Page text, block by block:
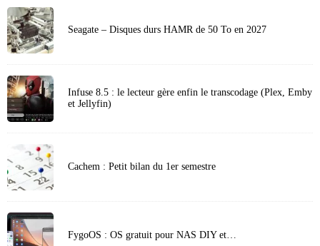
Seagate – Disques durs HAMR de 50 To en 2027
Infuse 8.5 : le lecteur gère enfin le transcodage (Plex, Emby
et Jellyfin)
Cachem : Petit bilan du 1er semestre
FygoOS : OS gratuit pour NAS DIY et…